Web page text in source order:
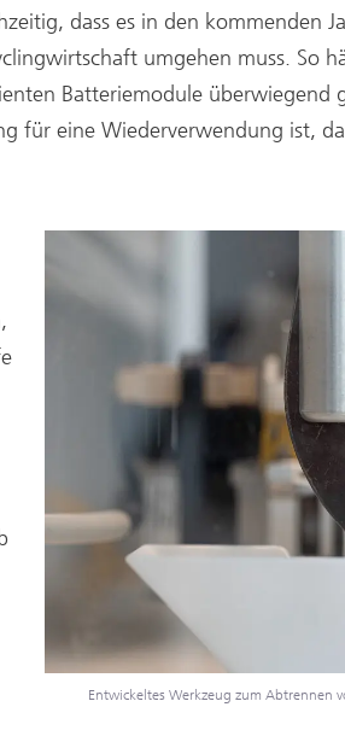
dass es in den kommenden
umgehen muss. So
Batteriemodule
eine Wiederverwendung ist,
Entwickeltes Werkzeug zum Abtrennen